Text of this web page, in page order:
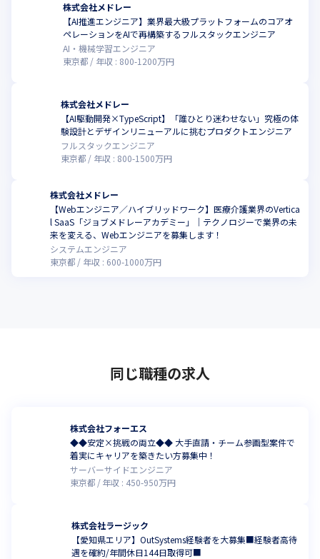
株式会社メドレー
【AI推進エンジニア】業界最大級プラットフォームのコアオ
ペレーションをAIで再構築するフルスタックエンジニア
AI・機械学習エンジニア
東京都
年収 : 800-1200万円
株式会社メドレー
【AI駆動開発×TypeScript】「誰ひとり迷わせない」究極の体
験設計とデザインリニューアルに挑むプロダクトエンジニア
フルスタックエンジニア
東京都
年収 : 800-1500万円
株式会社メドレー
【Webエンジニア／ハイブリッドワーク】医療介護業界のVertica
l SaaS「ジョブメドレーアカデミー」｜テクノロジーで業界の未
来を変える、Webエンジニアを募集します！
システムエンジニア
東京都
年収 : 600-1000万円
同じ職種の求人
株式会社フォーエス
◆◆安定×挑戦の両立◆◆ 大手直請・チーム参画型案件で
着実にキャリアを築きたい方募集中！
サーバーサイドエンジニア
東京都
年収 : 450-950万円
株式会社ラージック
【愛知県エリア】OutSystems経験者を大募集■経験者高待
遇を確約/年間休日144日取得可■